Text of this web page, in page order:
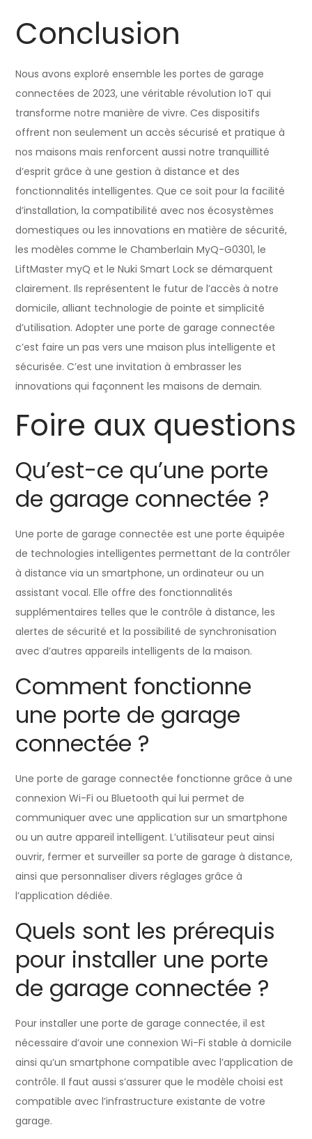
Conclusion
Nous avons exploré ensemble les portes de garage
connectées de 2023, une véritable révolution IoT qui
transforme notre manière de vivre. Ces dispositifs
offrent non seulement un accès sécurisé et pratique à
nos maisons mais renforcent aussi notre tranquillité
d’esprit grâce à une gestion à distance et des
fonctionnalités intelligentes. Que ce soit pour la facilité
d’installation, la compatibilité avec nos écosystèmes
domestiques ou les innovations en matière de sécurité,
les modèles comme le Chamberlain MyQ-G0301, le
LiftMaster myQ et le Nuki Smart Lock se démarquent
clairement. Ils représentent le futur de l’accès à notre
domicile, alliant technologie de pointe et simplicité
d’utilisation. Adopter une porte de garage connectée
c’est faire un pas vers une maison plus intelligente et
sécurisée. C’est une invitation à embrasser les
innovations qui façonnent les maisons de demain.
Foire aux questions
Qu’est-ce qu’une porte
de garage connectée ?
Une porte de garage connectée est une porte équipée
de technologies intelligentes permettant de la contrôler
à distance via un smartphone, un ordinateur ou un
assistant vocal. Elle offre des fonctionnalités
supplémentaires telles que le contrôle à distance, les
alertes de sécurité et la possibilité de synchronisation
avec d’autres appareils intelligents de la maison.
Comment fonctionne
une porte de garage
connectée ?
Une porte de garage connectée fonctionne grâce à une
connexion Wi-Fi ou Bluetooth qui lui permet de
communiquer avec une application sur un smartphone
ou un autre appareil intelligent. L’utilisateur peut ainsi
ouvrir, fermer et surveiller sa porte de garage à distance,
ainsi que personnaliser divers réglages grâce à
l’application dédiée.
Quels sont les prérequis
pour installer une porte
de garage connectée ?
Pour installer une porte de garage connectée, il est
nécessaire d’avoir une connexion Wi-Fi stable à domicile
ainsi qu’un smartphone compatible avec l’application de
contrôle. Il faut aussi s’assurer que le modèle choisi est
compatible avec l’infrastructure existante de votre
garage.